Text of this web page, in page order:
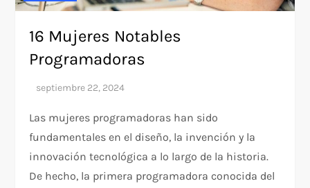
16 Mujeres Notables
Programadoras
Las mujeres programadoras han sido
fundamentales en el diseño, la invención y la
innovación tecnológica a lo largo de la historia.
De hecho, la primera programadora conocida del